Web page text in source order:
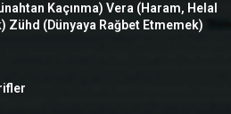
Kaçınma) Vera (Haram, Helal
Zühd (Dünyaya Rağbet Etmemek)